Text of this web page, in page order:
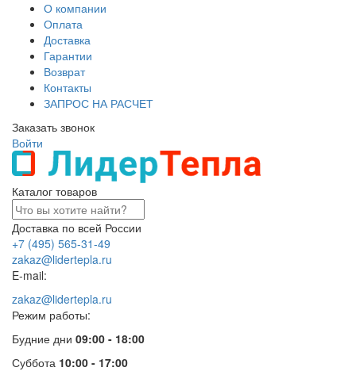
О компании
Оплата
Доставка
Гарантии
Возврат
Контакты
ЗАПРОС НА РАСЧЕТ
Заказать звонок
Войти
Каталог товаров
Доставка по всей России
+7 (495) 565-31-49
zakaz@lidertepla.ru
E-mail:
zakaz@lidertepla.ru
Режим работы:
Будние дни 09:00 - 18:00
Суббота 10:00 - 17:00